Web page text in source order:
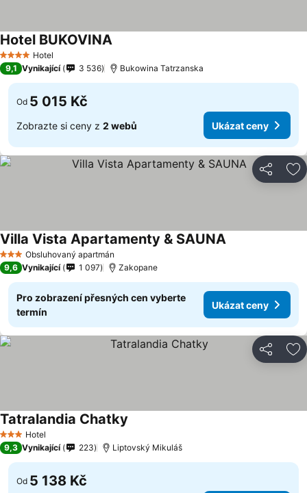
4 Počet hvězdiček
Hotel
Hotel BUKOVINA
9,1 Vynikající 3 536 Bukowina Tatrzanska
Od 5 015 Kč
Zobrazte si ceny z 2 webů Ukázat ceny
Sdílet
3 Počet hvězdiček
Obsluhovaný apartmán
Villa Vista Apartamenty & SAUNA
9,6 Vynikající 1 097 Zakopane
Pro zobrazení přesných cen vyberte
termín
Ukázat ceny
Sdílet
3 Počet hvězdiček
Hotel
Tatralandia Chatky
9,3 Vynikající 223 Liptovský Mikuláš
Od 5 138 Kč